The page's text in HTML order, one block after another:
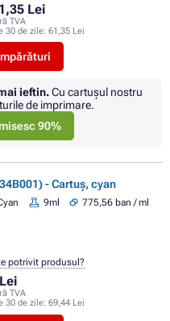
Lei
TVA
30 de zile: 61,35 Lei
ieftin.Cu cartuşul nostru
de imprimare.
90%
- Cartuș, cyan
9ml
775,56 ban / ml
TVA
30 de zile: 69,44 Lei
potrivit produsul?